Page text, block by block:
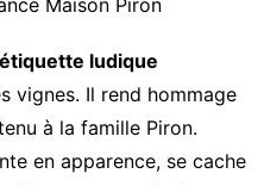
étiquette ludique
vignes. Il rend hommage
à la famille Piron.
en apparence, se cache